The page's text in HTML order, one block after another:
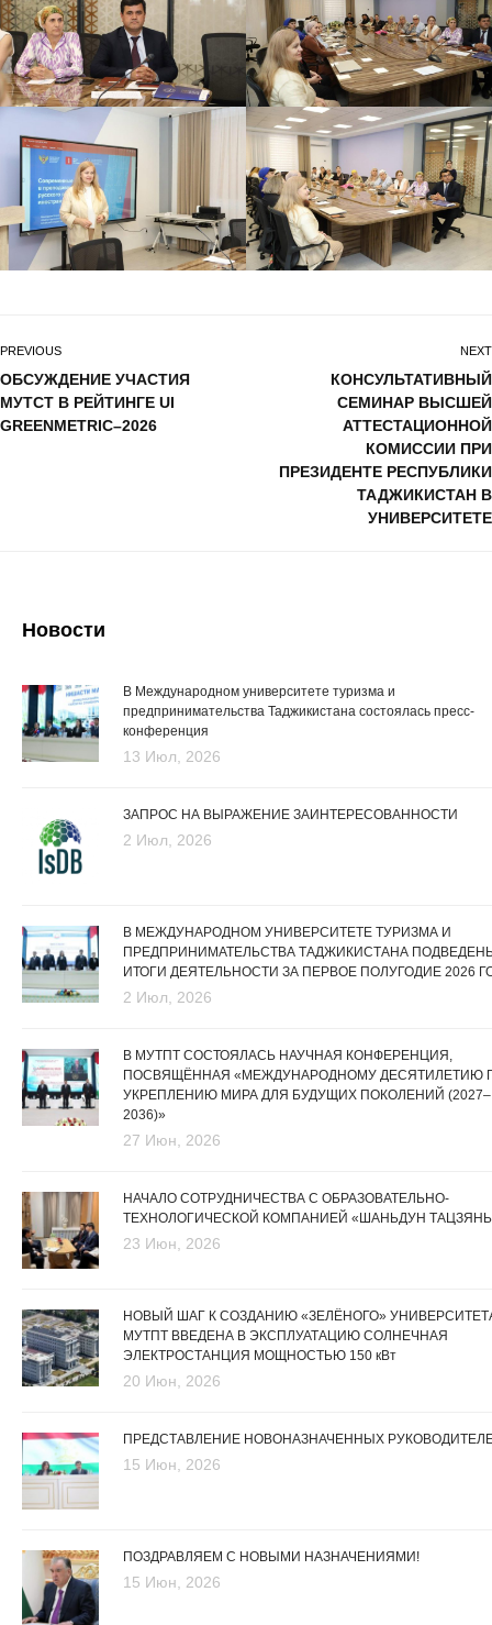
PREVIOUS
ОБСУЖДЕНИЕ УЧАСТИЯ
МУТСТ В РЕЙТИНГЕ UI
GREENMETRIC–2026
NEXT
КОНСУЛЬТАТИВНЫЙ
СЕМИНАР ВЫСШЕЙ
АТТЕСТАЦИОННОЙ
КОМИССИИ ПРИ
ПРЕЗИДЕНТЕ РЕСПУБЛИКИ
ТАДЖИКИСТАН В
УНИВЕРСИТЕТЕ
Новости
В Международном университете туризма и
предпринимательства Таджикистана состоялась пресс-
конференция
13 Июл, 2026
ЗАПРОС НА ВЫРАЖЕНИЕ ЗАИНТЕРЕСОВАННОСТИ
2 Июл, 2026
В МЕЖДУНАРОДНОМ УНИВЕРСИТЕТЕ ТУРИЗМА И
ПРЕДПРИНИМАТЕЛЬСТВА ТАДЖИКИСТАНА
ИТОГИ ДЕЯТЕЛЬНОСТИ ЗА ПЕРВОЕ ПОЛУГОДИЕ 2026
2 Июл, 2026
В МУТПТ СОСТОЯЛАСЬ НАУЧНАЯ КОНФЕРЕНЦИЯ,
ПОСВЯЩЁННАЯ «МЕЖДУНАРОДНОМУ ДЕСЯТИЛЕТИЮ
УКРЕПЛЕНИЮ МИРА ДЛЯ БУДУЩИХ ПОКОЛЕНИЙ (2027–
2036)»
27 Июн, 2026
НАЧАЛО СОТРУДНИЧЕСТВА С ОБРАЗОВАТЕЛЬНО-
ТЕХНОЛОГИЧЕСКОЙ КОМПАНИЕЙ «ШАНЬДУН
23 Июн, 2026
НОВЫЙ ШАГ К СОЗДАНИЮ «ЗЕЛЁНОГО»
МУТПТ ВВЕДЕНА В ЭКСПЛУАТАЦИЮ СОЛНЕЧНАЯ
ЭЛЕКТРОСТАНЦИЯ МОЩНОСТЬЮ 150 кВт
20 Июн, 2026
ПРЕДСТАВЛЕНИЕ НОВОНАЗНАЧЕННЫХ
15 Июн, 2026
ПОЗДРАВЛЯЕМ С НОВЫМИ НАЗНАЧЕНИЯМИ!
15 Июн, 2026